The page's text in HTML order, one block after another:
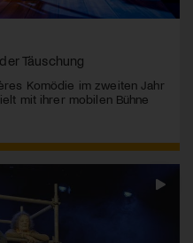
Täuschung
Komödie im zweiten Jahr
mit ihrer mobilen Bühne